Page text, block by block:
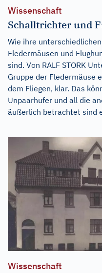
Wissenschaft
Schalltrichter und
Wie ihre
Fledermäusen und
sind. Von RALF STORK
Gruppe der Fledermäuse
dem Fliegen, klar. Das
Unpaarhufer und all die
äußerlich betrachtet sind
Wissenschaft